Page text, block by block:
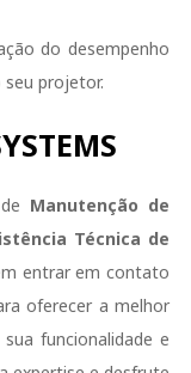
do desempenho
seu projetor.
Manutenção de
Técnica de
entrar em contato
oferecer a melhor
funcionalidade e